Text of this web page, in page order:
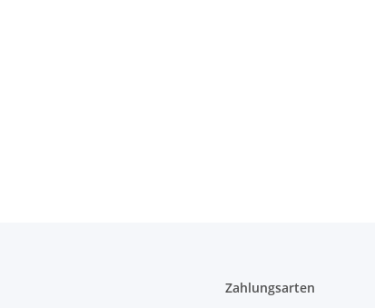
Zahlungsarten